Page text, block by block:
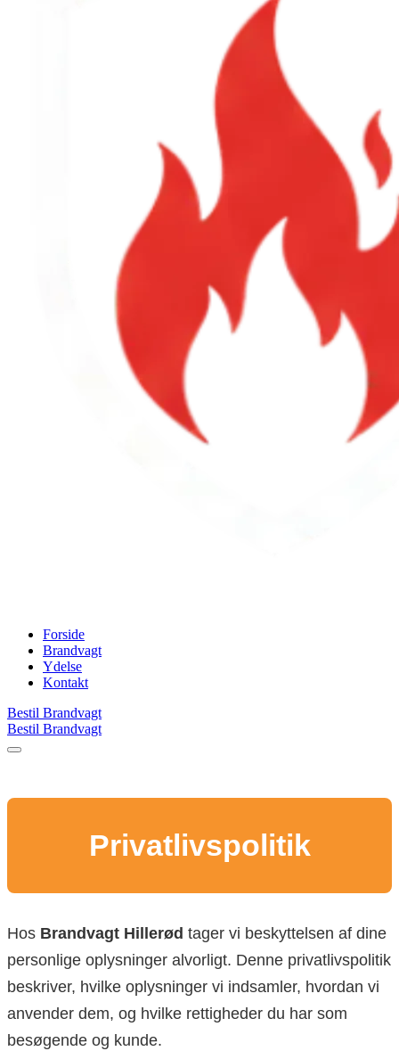
Forside
Brandvagt
Ydelse
Kontakt
Bestil Brandvagt
Bestil Brandvagt
Privatlivspolitik
Hos Brandvagt Hillerød tager vi beskyttelsen af dine
personlige oplysninger alvorligt. Denne privatlivspolitik
beskriver, hvilke oplysninger vi indsamler, hvordan vi
anvender dem, og hvilke rettigheder du har som
besøgende og kunde.